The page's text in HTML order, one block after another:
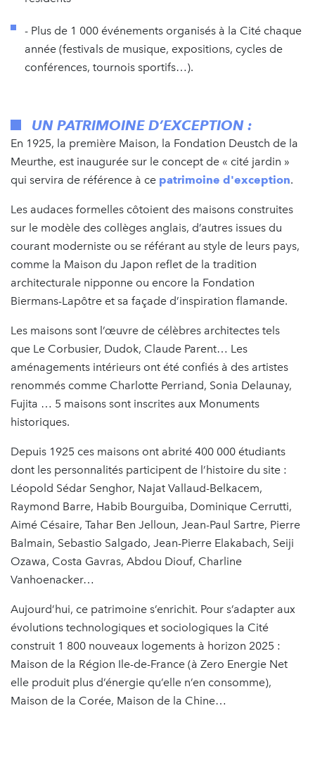
- Plus de 1 000 événements organisés à la Cité chaque
année (festivals de musique, expositions, cycles de
conférences, tournois sportifs…).
UN PATRIMOINE D’EXCEPTION :
En 1925, la première Maison, la Fondation Deustch de la
Meurthe, est inaugurée sur le concept de « cité jardin »
qui servira de référence à ce patrimoine d'exception.
Les audaces formelles côtoient des maisons construites
sur le modèle des collèges anglais, d’autres issues du
courant moderniste ou se référant au style de leurs pays,
comme la Maison du Japon reflet de la tradition
architecturale nipponne ou encore la Fondation
Biermans-Lapôtre et sa façade d’inspiration flamande.
Les maisons sont l’œuvre de célèbres architectes tels
que Le Corbusier, Dudok, Claude Parent… Les
aménagements intérieurs ont été confiés à des artistes
renommés comme Charlotte Perriand, Sonia Delaunay,
Fujita … 5 maisons sont inscrites aux Monuments
historiques.
Depuis 1925 ces maisons ont abrité 400 000 étudiants
dont les personnalités participent de l’histoire du site :
Léopold Sédar Senghor, Najat Vallaud-Belkacem,
Raymond Barre, Habib Bourguiba, Dominique Cerrutti,
Aimé Césaire, Tahar Ben Jelloun, Jean-Paul Sartre, Pierre
Balmain, Sebastio Salgado, Jean-Pierre Elakabach, Seiji
Ozawa, Costa Gavras, Abdou Diouf, Charline
Vanhoenacker…
Aujourd’hui, ce patrimoine s’enrichit. Pour s’adapter aux
évolutions technologiques et sociologiques la Cité
construit 1 800 nouveaux logements à horizon 2025 :
Maison de la Région Ile-de-France (à Zero Energie Net
elle produit plus d’énergie qu’elle n’en consomme),
Maison de la Corée, Maison de la Chine…